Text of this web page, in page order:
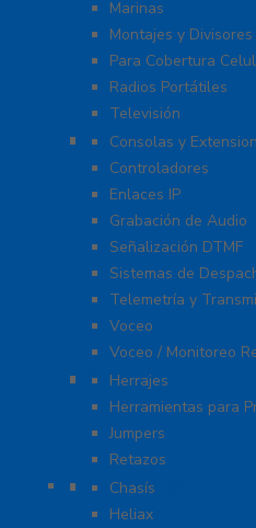
Marinas
Montajes y Divisores
Para Cobertura
Radios Portátiles
Televisión
Aplicaciones y
Consolas y
Controladores
Enlaces IP
Grabación de Audio
Señalización DTMF
Sistemas de
Telemetría y
Voceo
Voceo / Monitoreo
Cables
Herrajes
Herramientas para
Jumpers
Retazos
Conectores
Chasís
Heliax